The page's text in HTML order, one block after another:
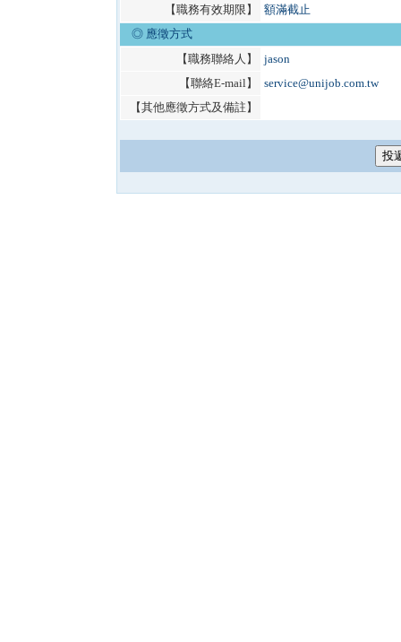
【職務有效期限】
額滿截止
◎ 應徵方式
【職務聯絡人】
jason
【聯絡E-mail】
service@unijob.com.tw
【其他應徵方式及備註】